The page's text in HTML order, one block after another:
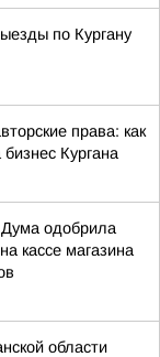
по Кургану
права: как
Кургана
одобрила
кассе магазина
области